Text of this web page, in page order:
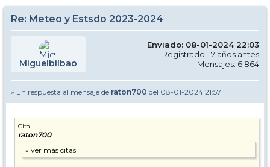
Re: Meteo y Estsdo 2023-2024
Miguelbilbao
Enviado: 08-01-2024 22:03
Registrado: 17 años antes
Mensajes: 6.864
» En respuesta al mensaje de raton700 del 08-01-2024 21:57
Cita
raton700